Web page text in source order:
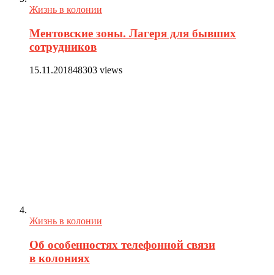
Жизнь в колонии
Ментовские зоны. Лагеря для бывших
сотрудников
15.11.201848303 views
Жизнь в колонии
Об особенностях телефонной связи
в колониях